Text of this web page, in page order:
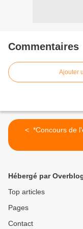
Commentaires
Ajouter
< ​ *Concours de
Hébergé par
Top articles
Pages
Contact